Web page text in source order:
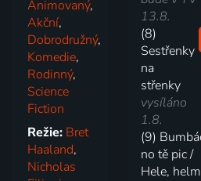
Animovaný,
Akční,
Dobrodružný,
Komedie,
Rodinný,
Science
Fiction
Režie: Bret
Haaland,
Nicholas
13.8.
(8)
Sestřenky
na
střenky
vysíláno
1.8.
(9)
no tě pic /
Hele,